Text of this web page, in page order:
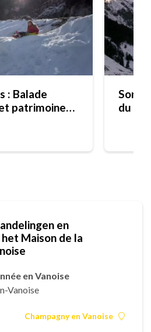
: Balade
patrimoine
du
en
Maison de la
en Vanoise
Vanoise
Champagny en Vanoise